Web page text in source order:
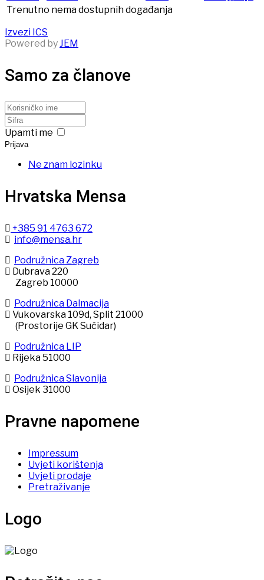
Trenutno nema dostupnih događanja
Izvezi ICS
Powered byJEM
Samo za članove
Upamti me
Prijava
Ne znam lozinku
Hrvatska Mensa
+385 91 4763 672
info@mensa.hr
Podružnica Zagreb
Dubrava 220
Zagreb 10000
Podružnica Dalmacija
Vukovarska 109d, Split 21000
(Prostorije GK Sućidar)
Podružnica LIP
Rijeka 51000
Podružnica Slavonija
Osijek 31000
Pravne napomene
Impressum
Uvjeti korištenja
Uvjeti prodaje
Pretraživanje
Logo